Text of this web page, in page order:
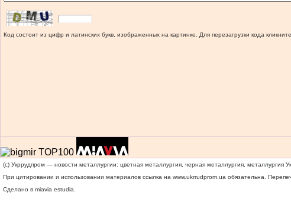
Код состоит из цифр и латинских букв, изображенных на картинке. Для перезагрузки кода кликните
(c) Укррудпром — новости металлургии: цветная металлургия, черная металлургия, металлургия
При цитировании и использовании материалов ссылка на www.ukrrudprom.ua обязательна.
Сделано в miavia estudia.